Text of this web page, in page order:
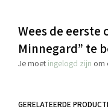
Wees de eerste
Minnegard” te
Je moet ingelogd zijn om
GERELATEERDE